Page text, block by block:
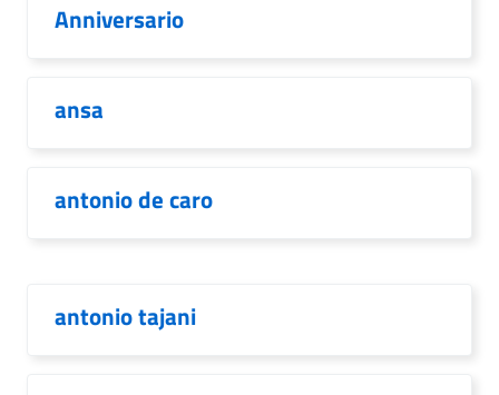
Anniversario
ansa
antonio de caro
antonio tajani